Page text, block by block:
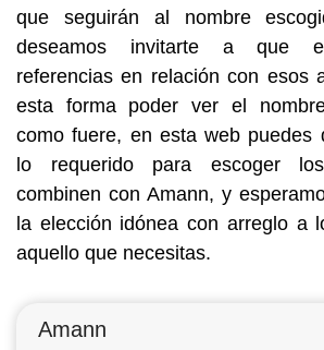
que seguirán al nombre
deseamos invitarte a que
referencias en relación con esos
esta forma poder ver el
como fuere, en esta web puedes
lo requerido para escoger
combinen con Amann, y
la elección idónea con arreglo a
aquello que necesitas.
Amann